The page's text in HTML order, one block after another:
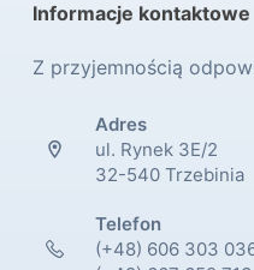
Informacje kontaktowe
Z przyjemnością
Adres
ul. Rynek 3E/2
32-540 Trzebinia
Telefon
(+48) 606 303